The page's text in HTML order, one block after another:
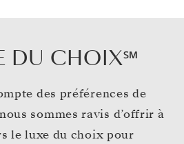
DU CHOIX℠
des préférences de
sommes ravis d’offrir à
le luxe du choix pour